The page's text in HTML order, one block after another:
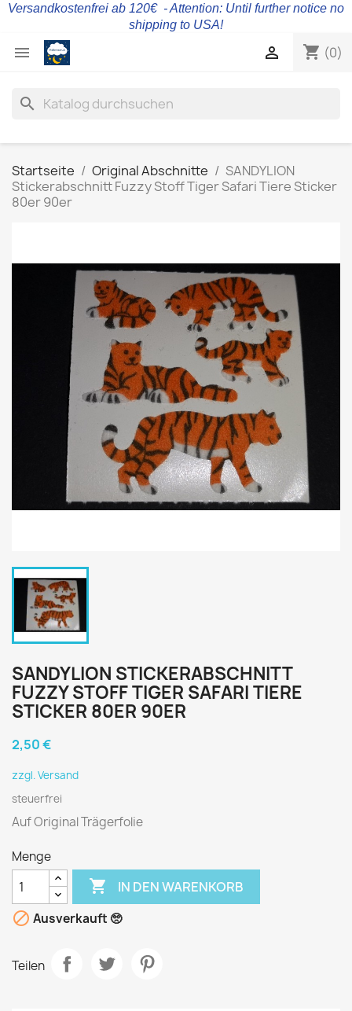
Versandkostenfrei ab 120€ - Attention: Until further notice no
shipping to USA!
 shopping_cart (0)

search
Startseite Original Abschnitte
SANDYLION
Stickerabschnitt Fuzzy Stoff Tiger Safari Tiere Sticker
80er 90er
SANDYLION STICKERABSCHNITT
FUZZY STOFF TIGER SAFARI TIERE
STICKER 80ER 90ER
2,50 €
zzgl. Versand
steuerfrei
Auf Original Trägerfolie
Menge
 IN DEN WARENKORB
 Ausverkauft 🥺
Teilen